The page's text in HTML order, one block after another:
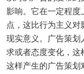
影响。它在一定程度
点，这比行为主义
现实意义。广告策划
求或者态度变化，这
这样产生的广告策划